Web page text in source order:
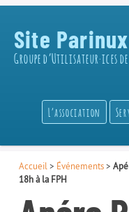
Site Parinux
Groupe d’Utilisateur·ices
L’association
Accueil > Événements>
18h à la FPH